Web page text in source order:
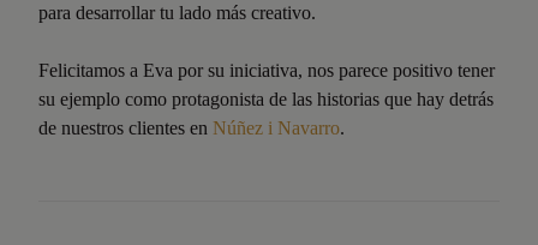
para desarrollar tu lado más creativo.
Felicitamos a Eva por su iniciativa, nos parece positivo tener
su ejemplo como protagonista de las historias que hay detrás
de nuestros clientes en Núñez i Navarro.